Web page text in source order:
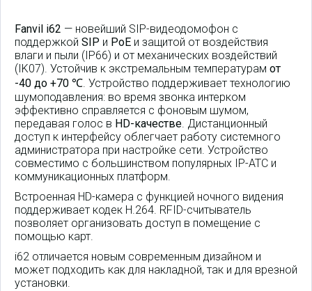
Fanvil i62 — новейший SIP-видеодомофон с
поддержкой SIP и PoE и защитой от воздействия
влаги и пыли (IP66) и от механических воздействий
(IK07). Устойчив к экстремальным температурам от
-40 до +70 ℃. Устройство поддерживает технологию
шумоподавления: во время звонка интерком
эффективно справляется с фоновым шумом,
передавая голос в HD-качестве. Дистанционный
доступ к интерфейсу облегчает работу системного
администратора при настройке сети. Устройство
совместимо с большинством популярных IP-АТС и
коммуникационных платформ.
Встроенная HD-камера с функцией ночного видения
поддерживает кодек H.264. RFID-считыватель
позволяет организовать доступ в помещение с
помощью карт.
i62 отличается новым современным дизайном и
может подходить как для накладной, так и для врезной
установки.